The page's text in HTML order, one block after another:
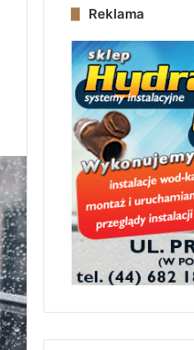
Reklama